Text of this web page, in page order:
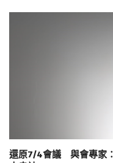
還原7/4會議 與會專家